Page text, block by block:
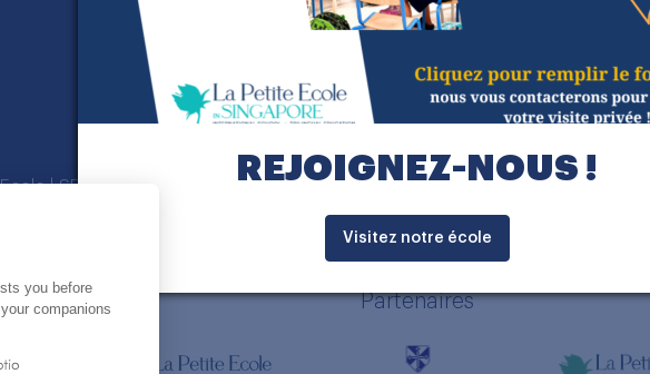
you before
companions
One Holland Village, #07-06,
Singapore 275748
peux
| SDWA registration number: 201211760D | Period of registration of PEI:
Partenaires
REJOIGNEZ-NOUS !
Visitez notre école